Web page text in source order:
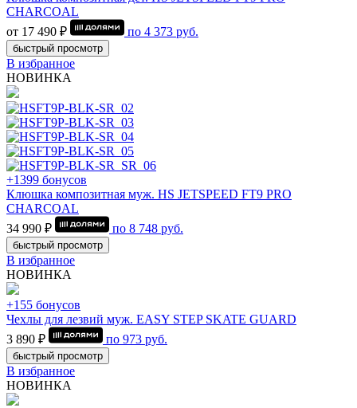
CHARCOAL
от 17 490 ₽
по 4 373 руб.
быстрый просмотр
В избранное
НОВИНКА
+1399 бонусов
Клюшка композитная муж. HS JETSPEED FT9 PRO
CHARCOAL
34 990 ₽
по 8 748 руб.
быстрый просмотр
В избранное
НОВИНКА
+155 бонусов
Чехлы для лезвий муж. EASY STEP SKATE GUARD
3 890 ₽
по 973 руб.
быстрый просмотр
В избранное
НОВИНКА